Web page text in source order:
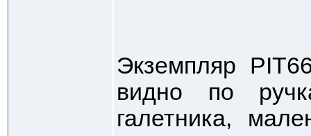
Экземпляр
видно по
галетника,